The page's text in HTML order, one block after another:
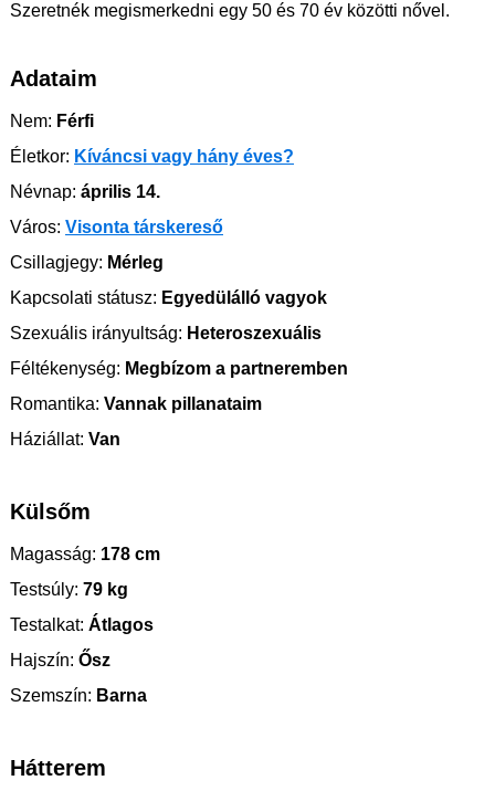
Szeretnék megismerkedni egy 50 és 70 év közötti nővel.
Adataim
Nem: Férfi
Életkor: Kíváncsi vagy hány éves?
Névnap: április 14.
Város: Visonta társkereső
Csillagjegy: Mérleg
Kapcsolati státusz: Egyedülálló vagyok
Szexuális irányultság: Heteroszexuális
Féltékenység: Megbízom a partneremben
Romantika: Vannak pillanataim
Háziállat: Van
Külsőm
Magasság: 178 cm
Testsúly: 79 kg
Testalkat: Átlagos
Hajszín: Ősz
Szemszín: Barna
Hátterem